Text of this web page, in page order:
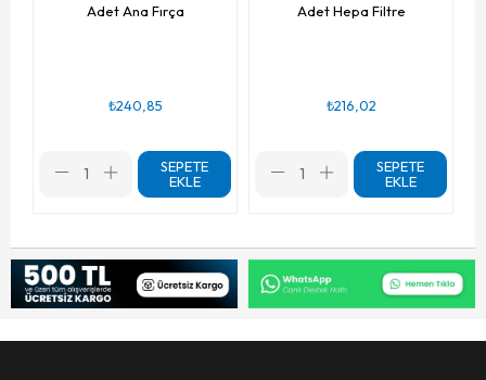
Adet Ana Fırça
₺240,85
SEPETE
EKLE
Adet Hepa Filtre
₺216,02
SEPETE
EKLE